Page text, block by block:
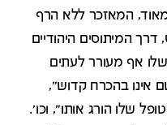
המאזכר ללא הרף
המיתוסים היהודיים
אף מעורר לעתים
אינו בהכרח קדוש",
שלו הורג אותו", וכו'.